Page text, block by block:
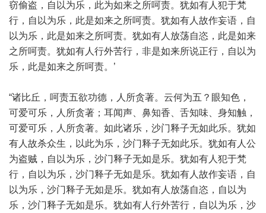
窃偷盗，自以为乐，此为如来之所呵责。犹如有人犯于梵
行，自以为乐，此是如来之所呵责。犹如有人故作妄语，自
以为乐，此是如来之所呵责。犹如有人放荡自恣，此是如来
之所呵责。犹如有人行外苦行，非是如来所说正行，自以为
乐，此是如来之所呵责。’
“诸比丘，呵责五欲功德，人所贪著。云何为五？眼知色，
可爱可乐，人所贪著；耳闻声、鼻知香、舌知味、身知触，
可爱可乐，人所贪著。如此诸乐，沙门释子无如此乐。犹如
有人故杀众生，以此为乐，沙门释子无如此乐。犹如有人公
为盗贼，自以为乐，沙门释子无如是乐。犹如有人犯于梵
行，自以为乐，沙门释子无如是乐。犹如有人故作妄语，自
以为乐，沙门释子无如是乐。犹如有人放荡自恣，自以为
乐，沙门释子无如是乐。犹如有人行外苦行，自以为乐，沙